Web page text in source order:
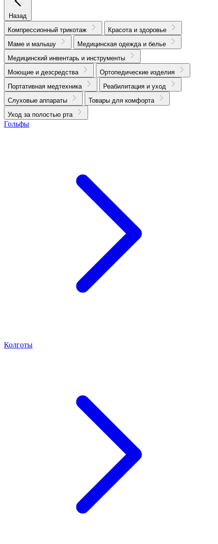
Назад
Компрессионный трикотаж
Красота и здоровье
Маме и малышу
Медицинская одежда и белье
Медицинский инвентарь и инструменты
Моющие и дезсредства
Ортопедические изделия
Портативная медтехника
Реабилитация и уход
Слуховые аппараты
Товары для комфорта
Уход за полостью рта
Гольфы
Колготы